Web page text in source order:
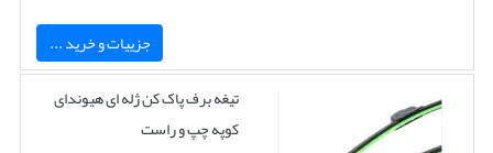
جزییات و خرید ...
تیغه برف پاک کن ژله ای هیوندای
کوپه چپ و راست